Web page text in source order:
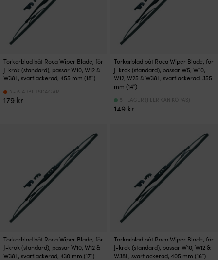
Torkarblad båt Roca Wiper Blade, för
J-krok (standard), passar W10, W12 &
W38L, svartlackerad, 455 mm (18″)
179 kr
3 - 6 ARBETSDAGAR
Torkarblad båt Roca Wiper Blade, för
J-krok (standard), passar W5, W10,
W12, W25 & W38L, svartlackerad, 355
mm (14″)
149 kr
5 I LAGER (FLER KAN KÖPAS)
Torkarblad båt Roca Wiper Blade, för
J-krok (standard), passar W10, W12 &
W38L, svartlackerad, 430 mm (17″)
Torkarblad båt Roca Wiper Blade, för
J-krok (standard), passar W10, W12 &
W38L, svartlackerad, 405 mm (16″)